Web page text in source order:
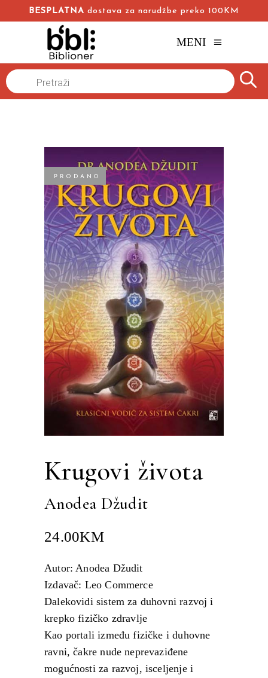
BESPLATNA dostava za narudžbe preko 100KM
MENI
Products
search
PRODANO
Krugovi života
Anodea Džudit
24.00KM
Autor: Anodea Džudit
Izdavač: Leo Commerce
Dalekovidi sistem za duhovni razvoj i
krepko fizičko zdravlje
Kao portali između fizičke i duhovne
ravni, čakre nude neprevaziđene
mogućnosti za razvoj, isceljenje i